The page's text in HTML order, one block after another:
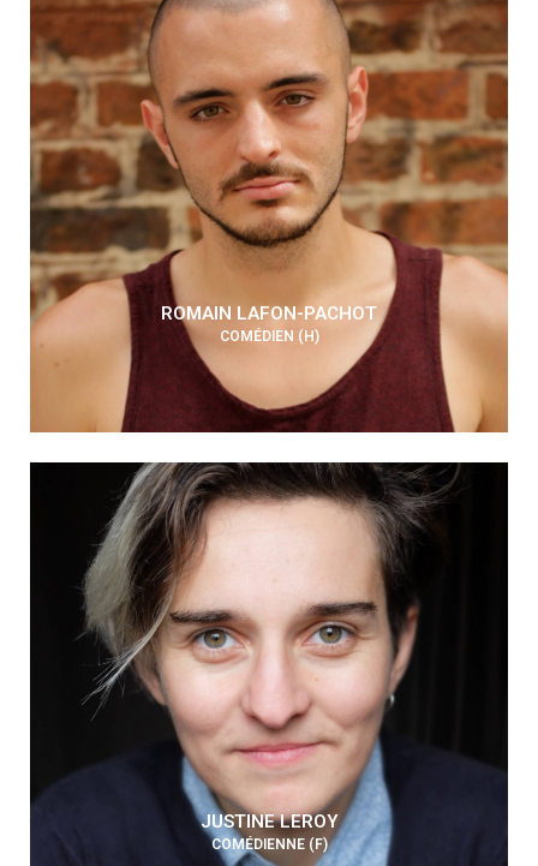
ROMAIN LAFON-PACHOT
COMÉDIEN (H)
JUSTINE LEROY
COMÉDIENNE (F)